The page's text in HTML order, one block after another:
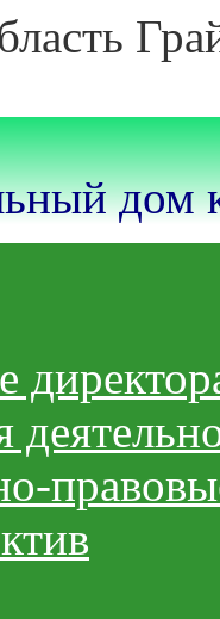
дом